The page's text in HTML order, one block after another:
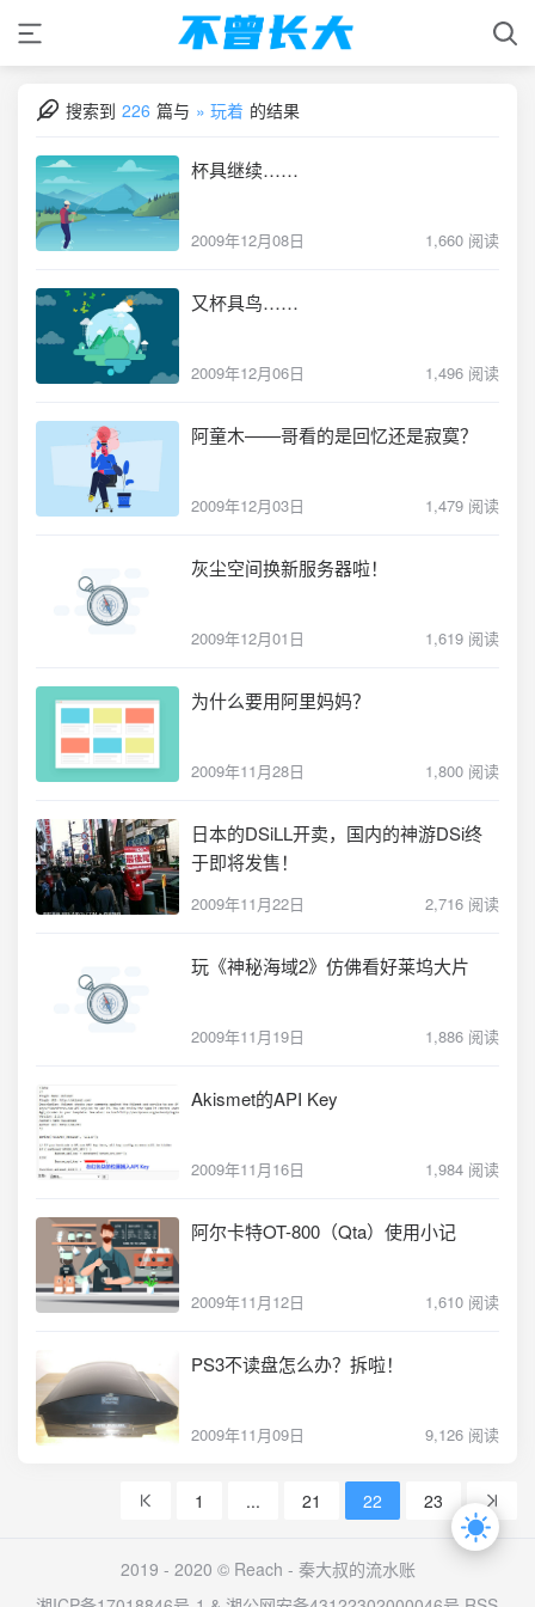
搜索到 226 篇与 » 玩着 的结果
杯具继续……
2009年12月08日 1,660 阅读
又杯具鸟……
2009年12月06日 1,496 阅读
阿童木——哥看的是回忆还是寂寞？
2009年12月03日 1,479 阅读
灰尘空间换新服务器啦！
2009年12月01日 1,619 阅读
为什么要用阿里妈妈？
2009年11月28日 1,800 阅读
日本的DSiLL开卖，国内的神游DSi终
于即将发售！
2009年11月22日 2,716 阅读
玩《神秘海域2》仿佛看好莱坞大片
2009年11月19日 1,886 阅读
Akismet的API Key
2009年11月16日 1,984 阅读
阿尔卡特OT-800（Qta）使用小记
2009年11月12日 1,610 阅读
PS3不读盘怎么办？拆啦！
2009年11月09日 9,126 阅读
1 ... 21 22 23
2019 - 2020 © Reach - 秦大叔的流水账